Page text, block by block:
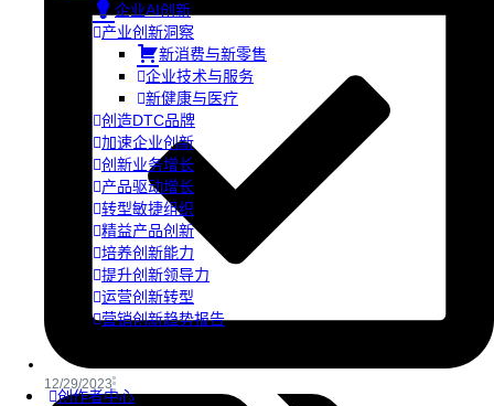
企业AI创新
产业创新洞察
新消费与新零售
企业技术与服务
新健康与医疗
创造DTC品牌
加速企业创新
创新业务增长
产品驱动增长
转型敏捷组织
精益产品创新
培养创新能力
提升创新领导力
运营创新转型
营销创新趋势报告
创作者中心
12/29/2023